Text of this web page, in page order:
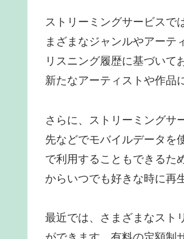
ストリーミングサービスで
まざまなジャンルやアーテ
リスニング履歴に基づいて
新たなアーティストや作品
さらに、ストリーミングサ
先などでモバイルデータを
で利用することもできるた
からいつでも好きな時に再
最近では、さまざまなスト